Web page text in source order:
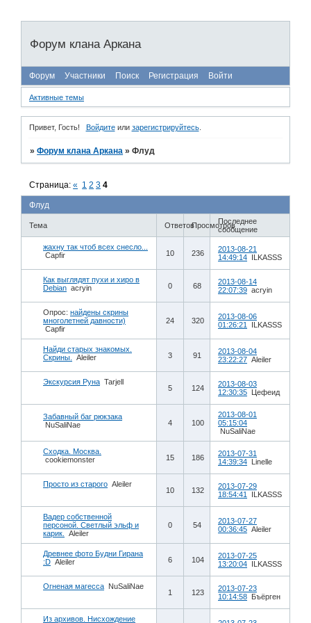
Форум клана Аркана
Форум Участники Поиск Регистрация Войти
Активные темы
Привет, Гость! Войдитеили зарегистрируйтесь.
»Форум клана Аркана »Флуд
Флуд
Страница:« 1 2 3 4
Тема ОтветовПросмотровПоследнее
сообщение
жахну так чтоб всех снесло...
Capfir
10 236
2013-08-21
14:49:14 ILKASSS
Как выглядят пухи и хиро в
Debian acryin 0 68
2013-08-14
22:07:39 acryin
Опрос: найдены скрины
многолетней давности)
Capfir
24 320
2013-08-06
01:26:21
ILKASSS
Найди старых знакомых.
Скрины.
Aleiler 3 91
2013-08-04
23:22:27 Aleiler
Экскурсия Руна Tarjell
5 124
2013-08-03
12:30:35 Цефеид
Забавный баг рюкзака
NuSaliNae
4 100
2013-08-01
05:15:04
NuSaliNae
Сходка. Москва.
cookiemonster
15 186
2013-07-31
14:39:34 Linelle
Просто из старого Aleiler
10 132
2013-07-29
18:54:41
ILKASSS
Вадер собственной
персоной. Светлый эльф и
карик.
Aleiler
0 54
2013-07-27
00:36:45 Aleiler
Древнее фото Будни Гирана
:D Aleiler 6 104
2013-07-25
13:20:04 ILKASSS
Огненая магесса NuSaliNae
1 123
2013-07-23
10:14:58 Бъёрген
Из архивов. Нисхождение